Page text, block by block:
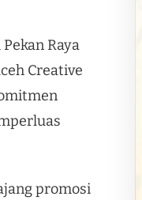
Raya
Creative
promosi